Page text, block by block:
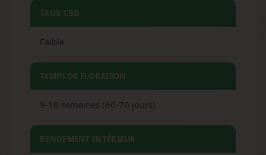
TAUX CBD
Faible
TEMPS DE FLORAISON
9-10 semaines (60-70 jours)
RENDEMENT INTÉRIEUR